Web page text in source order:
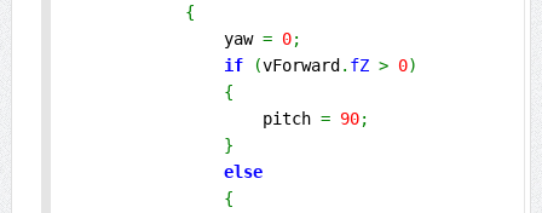
{
                yaw
= 0;
if
(vForward . fZ > 0)
{
                    pitch
= 90;
}
else
{